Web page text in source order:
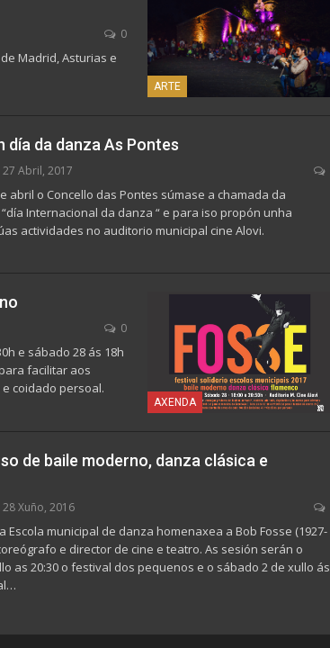
ARTE
0
Madrid, Asturias e
día da danza As Pontes
27 Abril, 2017
abril o Concello das Pontes súmase a chamada da
Internacional da danza “ e para iso propón unha
actividades no auditorio municipal cine Alovi.
AXENDA
0
e sábado 28 ás 18h
para facilitar aos
coidado persoal.
de baile moderno, danza clásica e
28 Xuño, 2016
Escola municipal de danza homenaxea a Bob Fosse (1927-
e director de cine e teatro. As sesión serán o
as 20:30 o festival dos pequenos e o sábado 2 de xullo ás